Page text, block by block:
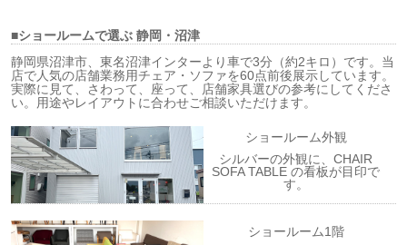
■ショールームで選ぶ静岡・沼津
静岡県沼津市、東名沼津インターより車で3分（約2キロ）です。当
店で人気の店舗業務用チェア・ソファを60点前後展示しています。
実際に見て、さわって、座って、店舗家具選びの参考にしてくださ
い。用途やレイアウトに合わせご相談いただけます。
ショールーム外観
シルバーの外観に、CHAIR
SOFA TABLE の看板が目印で
す。
ショールーム1階